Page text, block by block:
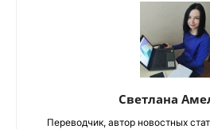
Светлана
Переводчик, автор новостных